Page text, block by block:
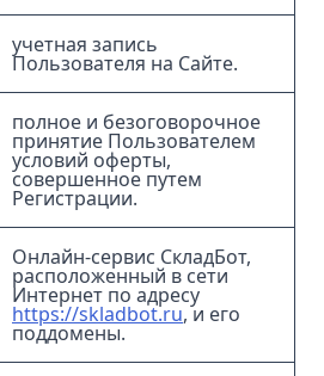
учетная запись
Пользователя на Сайте.
полное и безоговорочное
принятие Пользователем
условий оферты,
совершенное путем
Регистрации.
Онлайн-сервис СкладБот,
расположенный в сети
Интернет по адресу
https://skladbot.ru, и его
поддомены.